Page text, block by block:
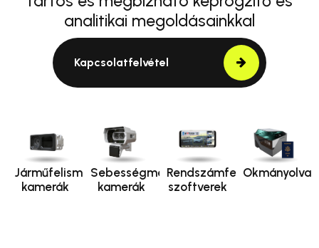
analitikai megoldásainkkal
Kapcsolatfelvétel
Járműfelismerő
kamerák
Sebességmérő
kamerák
Rendszámfelismerő
szoftverek